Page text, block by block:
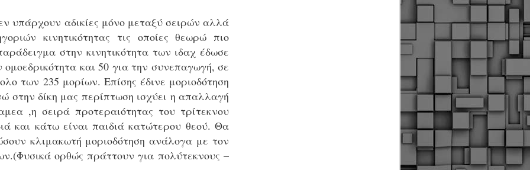
υπάρχουν αδικίες μόνο μεταξύ σειρών αλλά
κινητικότητας τις οποίες θεωρώ πιο
στην κινητικότητα των ιδαχ έδωσε
ομοεδρικότητα και 50 για την συνεπαγωγή, σε
των 235 μορίων. Επίσης έδινε μοριοδότηση
στην δίκη μας περίπτωση ισχύει η απαλλαγή
,η σειρά προτεραιότητας του τρίτεκνου
και κάτω είναι παιδιά κατώτερου θεού. Θα
κλιμακωτή μοριοδότηση ανάλογα με τον
ορθώς πράττουν για πολύτεκνους –
εκπαίδευσης 4/5 - 31/5
έκδοση εγκυκλιου οδηγιών σχετικά με το χρονοδιάγραμμα
(θεωρητικής και πρακτικής) των νεοδιορισθέντων
της προκήρυξης 1Κ/2024, προχώρησε Τμήμα Εποπτείας
Δυναμικού Δημοτικής Αστυνομίας, της Δ/νσης
Τοπ. Αυτοδιοίκησης, της Γενικής Γραμματείας
Διοίκησης του Υπ. Εσωτερικών.
27
Δημοσιέυθηκε στο ΦΕΚ Β' 1682/26-03-2026 η
Απόφαση 16458 με θέμα;: «Εισαγωγική Εκπαίδευση -
Επιμόρφωση του ειδικού ένστολου προσωπικού της
δημοτικής αστυνομίας»
στο ΦΕΚ Β' 1682/26-03-2026 η Aπόφαση 16458 με
«Εισαγωγική Εκπαίδευση - Επιμόρφωση του ειδικού
προσωπικού της δημοτικής αστυνομίας».